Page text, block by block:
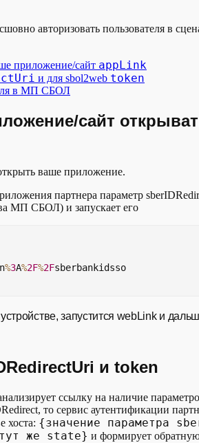
авторизовать пользователя в
приложение/сайт appLink
и для sbol2web token
в МП СБОЛ
сайт
ваше приложение.
партнера параметр
МП СБОЛ) и запускает его
%3A%2F%2Fsberbankidsso
запустится webLink и
и token
ссылку на наличие
то сервис аутентификации
хоста: {значение параметра
же state} и формирует